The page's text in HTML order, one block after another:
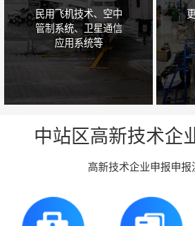
民用飞机技术、空中
管制系统、卫星通信
应用系统等
中站区高新技术企
高新技术企业申报申报